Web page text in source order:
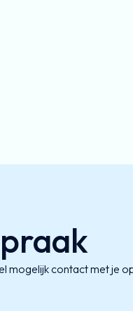
mogelijk contact met je